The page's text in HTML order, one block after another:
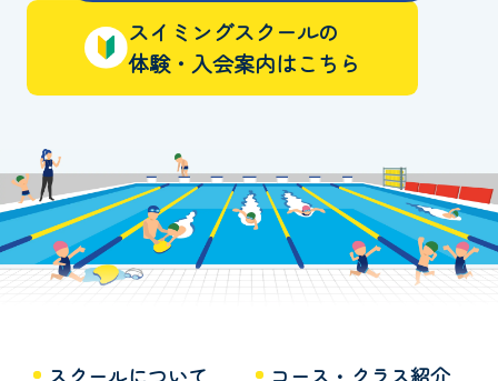
スイミングスクールの
体験・入会案内はこちら
スクールについて
コース・クラス紹介